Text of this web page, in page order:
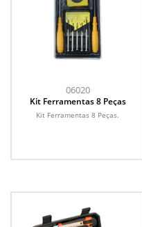
06020
Kit Ferramentas 8 Peças
Kit Ferramentas 8 Peças.